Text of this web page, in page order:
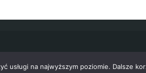
usługi na najwyższym poziomie. Dalsze